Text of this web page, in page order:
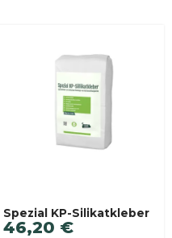
Spezial KP-Silikatkleber
46,20 €